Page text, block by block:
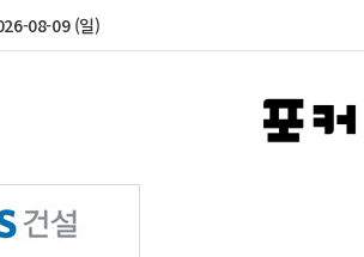
08-09 (일)